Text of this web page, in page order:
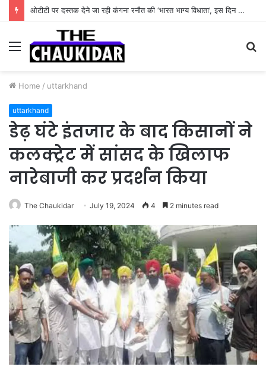
ओटीटी पर दस्तक देने जा रही कंगना रनौत की ‘भारत भाग्य विधाता’, इस दिन होगी स्ट्रीम
Menu
Home / uttarkhand
uttarkhand
डेढ़ घंटे इंतजार के बाद किसानों ने
कलक्ट्रेट में सांसद के खिलाफ
नारेबाजी कर प्रदर्शन किया
The Chaukidar July 19, 2024 4 2 minutes read